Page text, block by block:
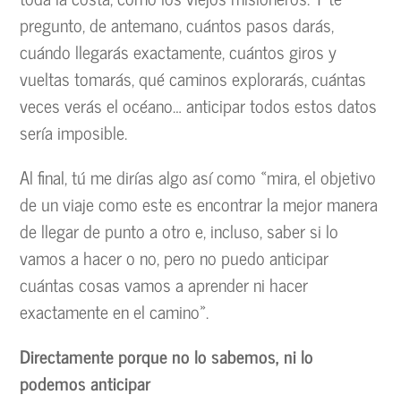
pregunto, de antemano, cuántos pasos darás,
cuándo llegarás exactamente, cuántos giros y
vueltas tomarás, qué caminos explorarás, cuántas
veces verás el océano… anticipar todos estos datos
sería imposible.
Al final, tú me dirías algo así como «mira, el objetivo
de un viaje como este es encontrar la mejor manera
de llegar de punto a otro e, incluso, saber si lo
vamos a hacer o no, pero no puedo anticipar
cuántas cosas vamos a aprender ni hacer
exactamente en el camino».
Directamente porque no lo sabemos, ni lo
podemos anticipar